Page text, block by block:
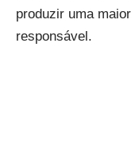
produzir uma
responsável.